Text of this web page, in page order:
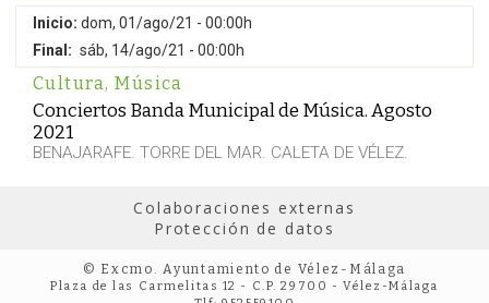
Inicio: dom, 01/ago/21 - 00:00h
Final: sáb, 14/ago/21 - 00:00h
Cultura, Música
Conciertos Banda Municipal de Música. Agosto
2021
BENAJARAFE. TORRE DEL MAR. CALETA DE VÉLEZ.
Colaboraciones externas
Protección de datos
© Excmo. Ayuntamiento de Vélez-Málaga
Plaza de las Carmelitas 12 - C.P. 29700 - Vélez-Málaga